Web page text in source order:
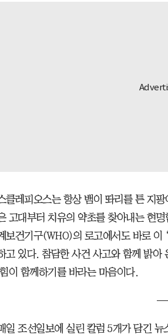
클레피오스는 항상 뱀이 똬리를 튼 지
고대부터 치유의 약초를 찾아내는 현
보건기구(WHO)의 로고에서도 바로 이
고 있다. 참담한 사건 사고와 함께 밝아
이 함께하기를 바라는 마음이다.
일 조선일보에 실린 칼럼 5개가 담긴